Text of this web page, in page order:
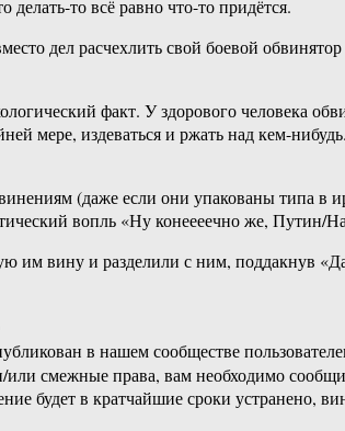
то всё равно что-то придётся.
дел расчехлить свой боевой
факт. У здорового человека
мере, издеваться и ржать над кем-
(даже если они упакованы типа
вопль «Ну конеееечно же,
им вину и разделили с ним, поддакнув
в нашем сообществе
смежные права, вам необходимо
будет в кратчайшие сроки устранено,